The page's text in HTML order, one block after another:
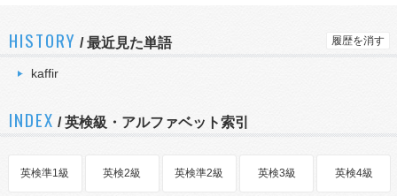
HISTORY /最近見た単語 履歴を消す
kaffir
INDEX / 英検級・アルファベット索引
英検準1級 英検2級 英検準2級 英検3級 英検4級